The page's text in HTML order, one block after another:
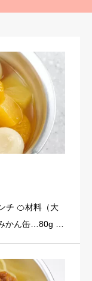
チ 🍊材料（大
かん缶…80g 黄